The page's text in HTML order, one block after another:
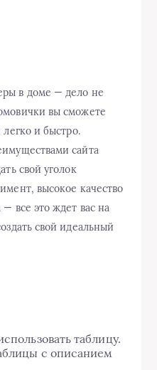
в доме — дело не
вы сможете
легко и быстро.
сайта
свой уголок
высокое качество
все это ждет вас на
свой идеальный
таблицу.
с описанием